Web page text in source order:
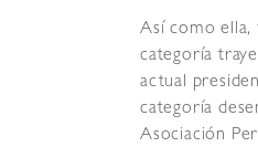
Así como ella,
categoría
actual
categoría
Asociación